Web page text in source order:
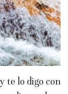
te lo digo con